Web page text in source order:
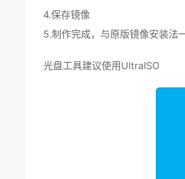
4.保存镜像
5.制作完成，与原版镜像安装法
光盘工具建议使用UltraISO